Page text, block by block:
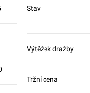
Stav
Výtěžek dražby
Tržní cena